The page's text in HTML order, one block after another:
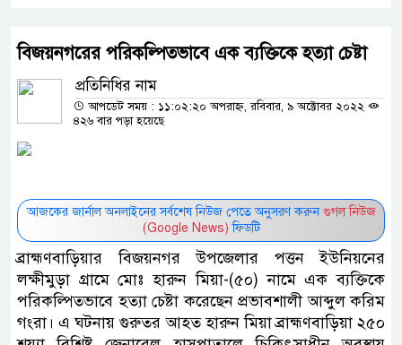
বিজয়নগরের পরিকল্পিতভাবে এক ব্যক্তিকে হত্যা চেষ্টা
প্রতিনিধির নাম
আপডেট সময় : ১১:০২:২০ অপরাহ্ন, রবিবার, ৯ অক্টোবর ২০২২
৪২৬ বার পড়া হয়েছে
আজকের জার্নাল অনলাইনের সর্বশেষ নিউজ পেতে অনুসরণ করুন গুগল নিউজ
(Google News) ফিডটি
ব্রাহ্মণবাড়িয়ার বিজয়নগর উপজেলার পত্তন ইউনিয়নের
লক্ষীমুড়া গ্রামে মোঃ হারুন মিয়া-(৫০) নামে এক ব্যক্তিকে
পরিকল্পিতভাবে হত্যা চেষ্টা করেছেন প্রভাবশালী আব্দুল করিম
গংরা। এ ঘটনায় গুরুতর আহত হারুন মিয়া ব্রাহ্মণবাড়িয়া ২৫০